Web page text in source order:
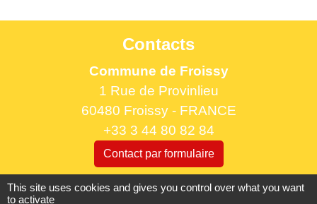
Contacts
Commune de Froissy
1 Rue de Provinlieu
60480 Froissy - FRANCE
+33 3 44 80 82 84
Contact par formulaire
Horaires d'ouverture au public
This site uses cookies and gives you control over what you want
to activate